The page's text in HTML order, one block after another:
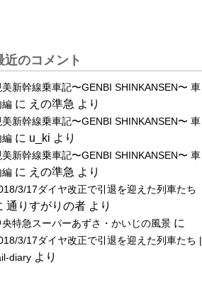
近のコメント
美新幹線乗車記〜GENBI SHINKANSEN〜 車
編 に えの準急 より
美新幹線乗車記〜GENBI SHINKANSEN〜 車
編 に u_ki より
美新幹線乗車記〜GENBI SHINKANSEN〜 車
編 に えの準急 より
3/17ダイヤ改正で引退を迎えた列車たち
通りすがりの者 より
央特急スーパーあずさ・かいじの風景 に
3/17ダイヤ改正で引退を迎えた列車たち |
diary より